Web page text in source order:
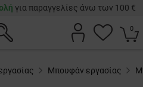
για παραγγελίες άνω των 100 €
0
Μπουφάν εργασίας